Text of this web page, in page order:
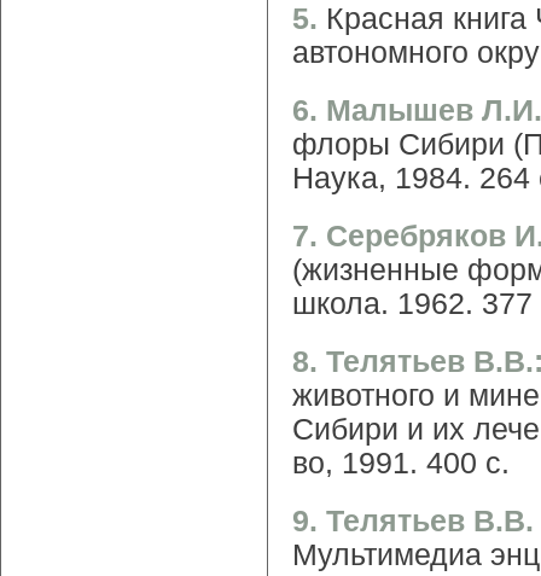
5. Красная книга
автономного
6. Малышев
флоры Сибири
Наука, 1984. 264
7. Серебряков
(жизненные
школа. 1962. 377
8. Телятьев
животного и
Сибири и их
во, 1991. 400 с.
9. Телятьев В.В.
Мультимедиа